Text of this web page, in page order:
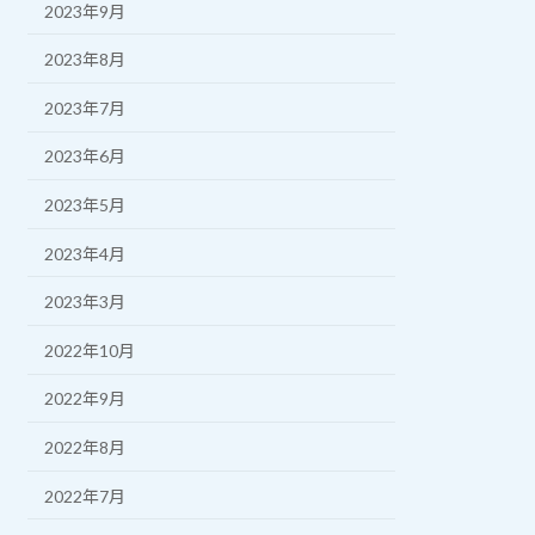
2023年9月
2023年8月
2023年7月
2023年6月
2023年5月
2023年4月
2023年3月
2022年10月
2022年9月
2022年8月
2022年7月